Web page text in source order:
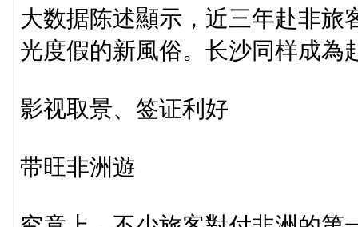
大数据陈述顯示，近三年赴非旅
光度假的新風俗。长沙同样成為
影视取景、签证利好
带旺非洲遊